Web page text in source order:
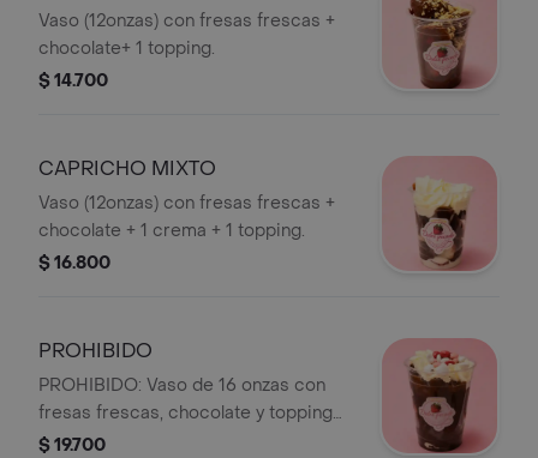
Vaso (12onzas) con fresas frescas +
chocolate+ 1 topping.
$ 14.700
CAPRICHO MIXTO
Vaso (12onzas) con fresas frescas +
chocolate + 1 crema + 1 topping.
$ 16.800
PROHIBIDO
PROHIBIDO: Vaso de 16 onzas con
fresas frescas, chocolate y topping
de crema batida y dulces.
$ 19.700